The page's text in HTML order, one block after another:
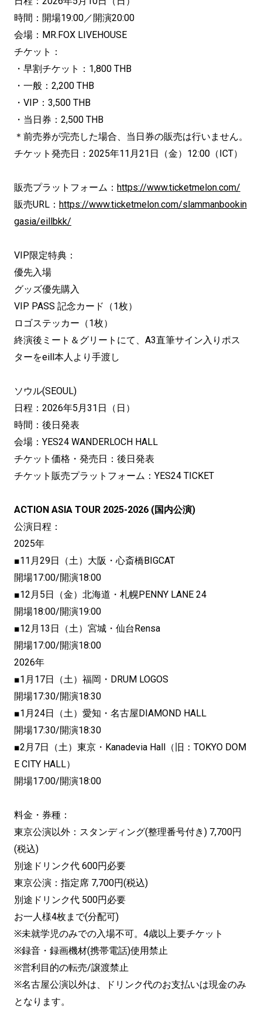
時間：開場19:00／開演20:00
会場：MR.FOX LIVEHOUSE
チケット：
・早割チケット：1,800 THB
・一般：2,200 THB
・VIP：3,500 THB
・当日券：2,500 THB
＊前売券が完売した場合、当日券の販売は行いません。
チケット発売日：2025年11月21日（金）12:00（ICT）
販売プラットフォーム： https://www.ticketmelon.com/
販売URL： https://www.ticketmelon.com/slammanbookin
gasia/eillbkk/
VIP限定特典：
優先入場
グッズ優先購入
VIP PASS 記念カード（1枚）
ロゴステッカー（1枚）
終演後ミート＆グリートにて、A3直筆サイン入りポス
ターをeill本人より手渡し
ソウル(SEOUL)
日程：2026年5月31日（日）
時間：後日発表
会場：YES24 WANDERLOCH HALL
チケット価格・発売日：後日発表
チケット販売プラットフォーム：YES24 TICKET
ACTION ASIA TOUR 2025-2026 (国内公演)
公演日程：
2025年
■11月29日（土）大阪・心斎橋BIGCAT
開場17:00/開演18:00
■12月5日（金）北海道・札幌PENNY LANE 24
開場18:00/開演19:00
■12月13日（土）宮城・仙台Rensa
開場17:00/開演18:00
2026年
■1月17日（土）福岡・DRUM LOGOS
開場17:30/開演18:30
■1月24日（土）愛知・名古屋DIAMOND HALL
開場17:30/開演18:30
■2月7日（土）東京・Kanadevia Hall（旧：TOKYO DOM
E CITY HALL）
開場17:00/開演18:00
料金・券種：
東京公演以外：スタンディング(整理番号付き) 7,700円
(税込)
別途ドリンク代 600円必要
東京公演：指定席 7,700円(税込)
別途ドリンク代 500円必要
お一人様4枚まで(分配可)
※未就学児のみでの入場不可。4歳以上要チケット
※録音・録画機材(携帯電話)使用禁止
※営利目的の転売/譲渡禁止
※名古屋公演以外は、ドリンク代のお支払いは現金のみ
となります。